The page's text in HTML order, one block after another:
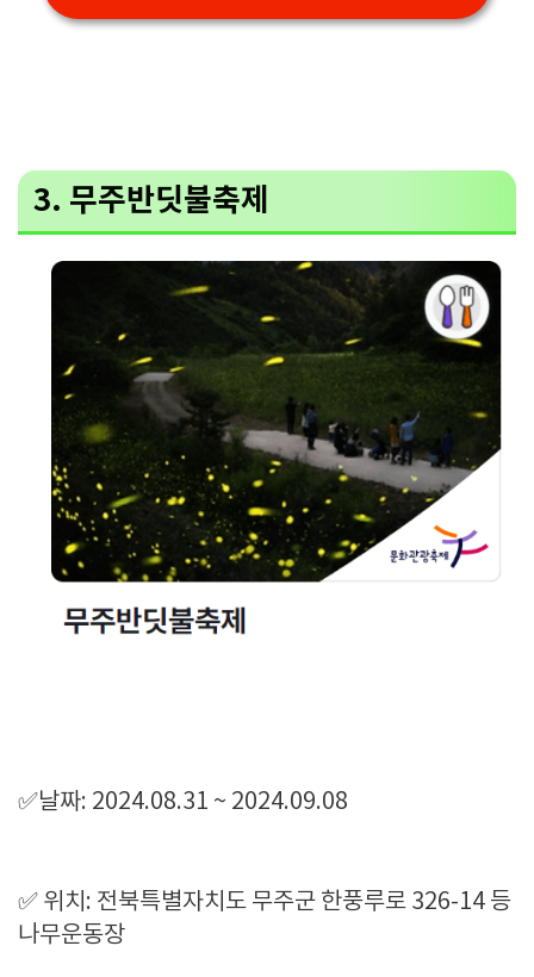
3. 무주반딧불축제
✅날짜: 2024.08.31 ~ 2024.09.08
✅ 위치: 전북특별자치도 무주군 한풍루로 326-14 등
나무운동장